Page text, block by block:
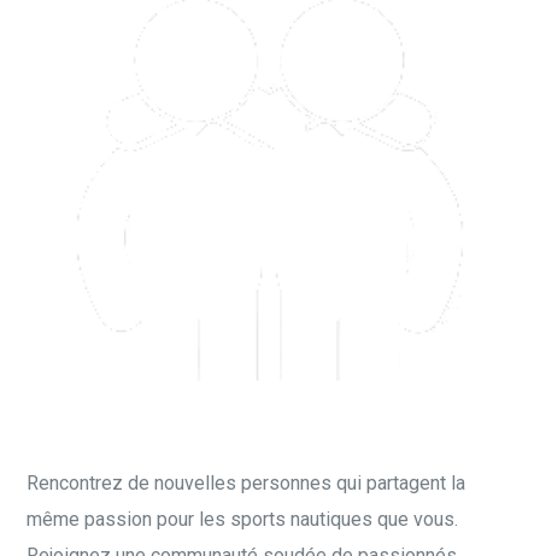
Rencontrez de nouvelles personnes qui partagent la
même passion pour les sports nautiques que vous.